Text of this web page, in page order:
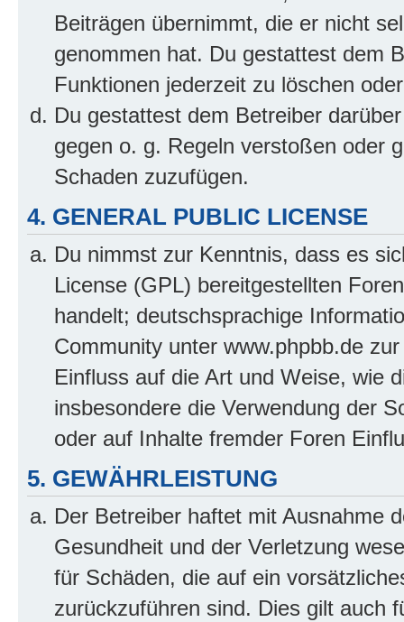
Beiträgen übernimmt, die er nicht
genommen hat. Du gestattest dem
Funktionen jederzeit zu löschen
Du gestattest dem Betreiber
gegen o. g. Regeln verstoßen oder
Schaden zuzufügen.
4. GENERAL PUBLIC LICENSE
Du nimmst zur Kenntnis, dass es
License (GPL) bereitgestellten
handelt; deutschsprachige
Community unter www.phpbb.de
Einfluss auf die Art und Weise, wie
insbesondere die Verwendung der
oder auf Inhalte fremder Foren
5. GEWÄHRLEISTUNG
Der Betreiber haftet mit Ausnahme
Gesundheit und der Verletzung
für Schäden, die auf ein
zurückzuführen sind. Dies gilt auch